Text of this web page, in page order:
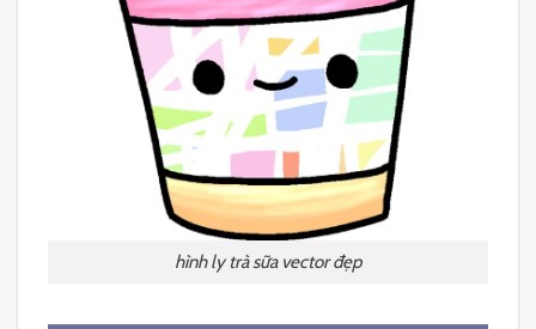
hình ly trà sữa vector đẹp